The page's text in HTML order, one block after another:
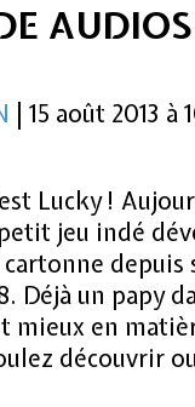
15 août 2013 à
Lucky !
jeu indé
Déjà un papy
mieux en
découvrir